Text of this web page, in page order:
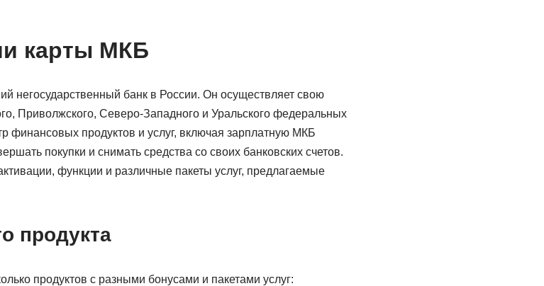
карты МКБ
негосударственный банк в России. Он осуществляет свою
Приволжского, Северо-Западного и Уральского федеральных
финансовых продуктов и услуг, включая зарплатную МКБ
покупки и снимать средства со своих банковских счетов.
функции и различные пакеты услуг, предлагаемые
продукта
продуктов с разными бонусами и пакетами услуг: